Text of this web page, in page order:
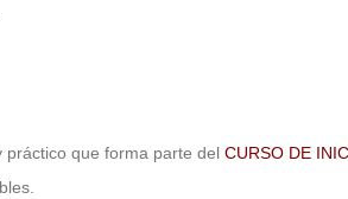
que forma parte del CURSO DE